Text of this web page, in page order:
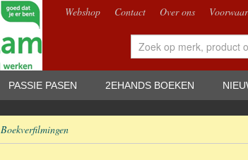
Webshop Contact Over ons
PASSIE PASEN 2EHANDS BOEKEN
Boekverfilmingen